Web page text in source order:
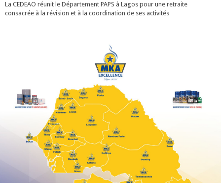
La CEDEAO réunit le Département PAPS à Lagos pour une retraite
consacrée à la révision et à la coordination de ses activités